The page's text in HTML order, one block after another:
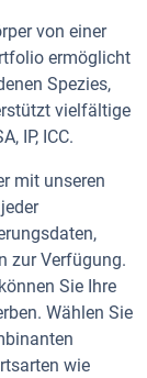
von einer
ermöglicht
Spezies,
vielfältige
IP, ICC.
mit unseren
zur Verfügung.
Sie Ihre
Wählen Sie
wie